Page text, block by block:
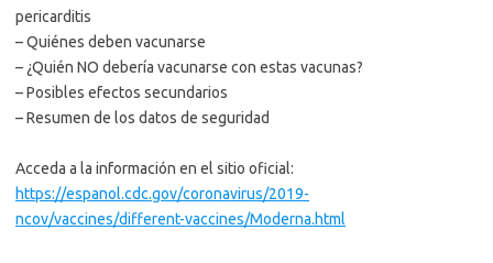
pericarditis
– Quiénes deben vacunarse
– ¿Quién NO debería vacunarse con estas vacunas?
– Posibles efectos secundarios
– Resumen de los datos de seguridad
Acceda a la información en el sitio oficial:
https://espanol.cdc.gov/coronavirus/2019-
ncov/vaccines/different-vaccines/Moderna.html